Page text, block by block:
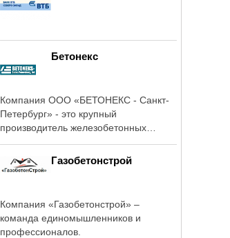
Бетонекс
Компания ООО «БЕТОНЕКС - Санкт-
Петербург» - это крупный
производитель железобетонных
Газобетонстрой
Компания «Газобетонстрой» –
команда единомышленников и
профессионалов.